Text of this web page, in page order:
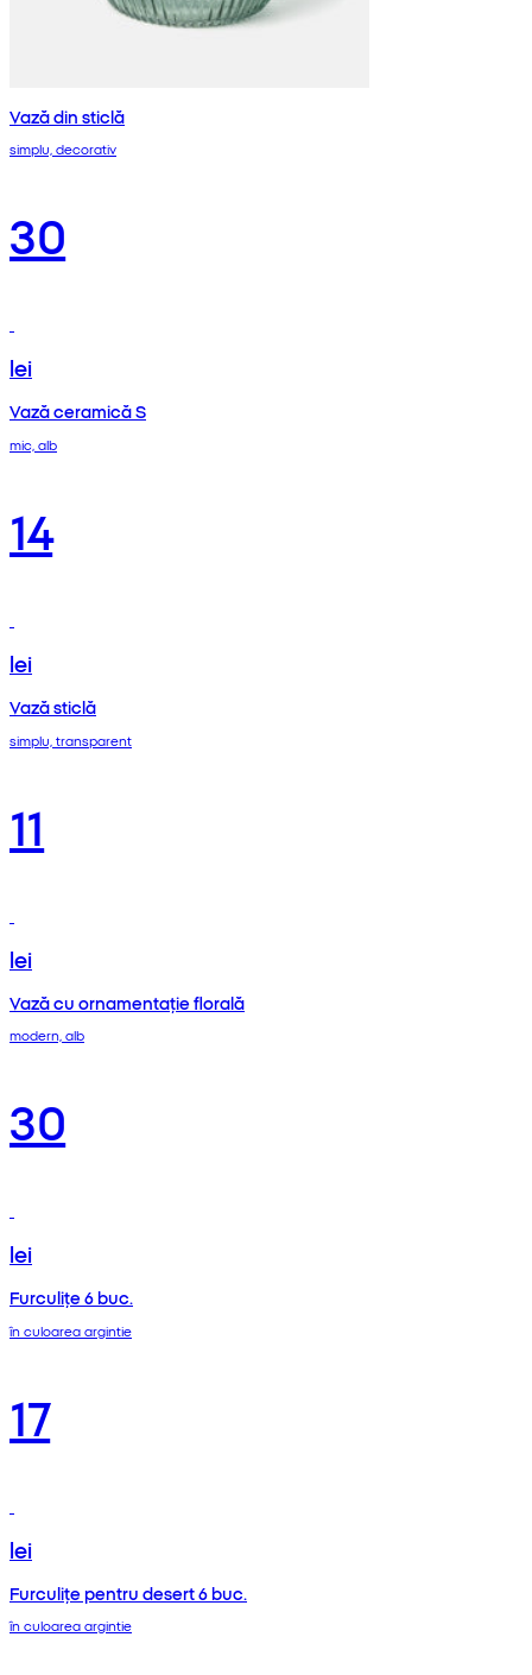
Vază din sticlă
simplu, decorativ
30
lei
Vază ceramică S
mic, alb
14
lei
Vază sticlă
simplu, transparent
11
lei
Vază cu ornamentație florală
modern, alb
30
lei
Furculițe 6 buc.
în culoarea argintie
17
lei
Furculițe pentru desert 6 buc.
în culoarea argintie